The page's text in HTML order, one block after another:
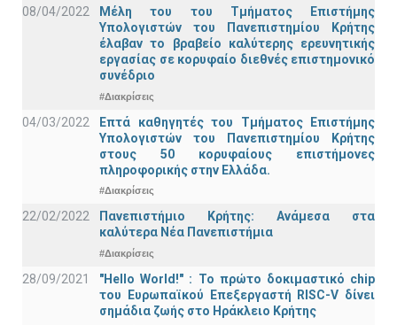
08/04/2022
Μέλη του του Τμήματος Επιστήμης
Υπολογιστών του Πανεπιστημίου Κρήτης
έλαβαν το βραβείο καλύτερης ερευνητικής
εργασίας σε κορυφαίο διεθνές επιστημονικό
συνέδριο
#Διακρίσεις
04/03/2022
Επτά καθηγητές του Τμήματος Επιστήμης
Υπολογιστών του Πανεπιστημίου Κρήτης
στους 50 κορυφαίους επιστήμονες
πληροφορικής στην Ελλάδα.
#Διακρίσεις
22/02/2022
Πανεπιστήμιο Κρήτης: Ανάμεσα στα
καλύτερα Νέα Πανεπιστήμια
#Διακρίσεις
28/09/2021
"Hello World!" : Το πρώτο δοκιμαστικό chip
του Ευρωπαϊκού Επεξεργαστή RISC-V δίνει
σημάδια ζωής στο Ηράκλειο Κρήτης